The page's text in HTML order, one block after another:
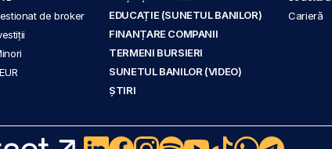
de broker
EDUCAȚIE (SUNETUL BANILOR)
FINANȚARE COMPANII
TERMENI BURSIERI
SUNETUL BANILOR (VIDEO)
ȘTIRI
Carieră